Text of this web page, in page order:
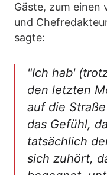
Gäste, zum einen
und
sagte:
"Ich hab'
den letzten
auf die
das Gefühl,
tatsächlich
sich zuhört,